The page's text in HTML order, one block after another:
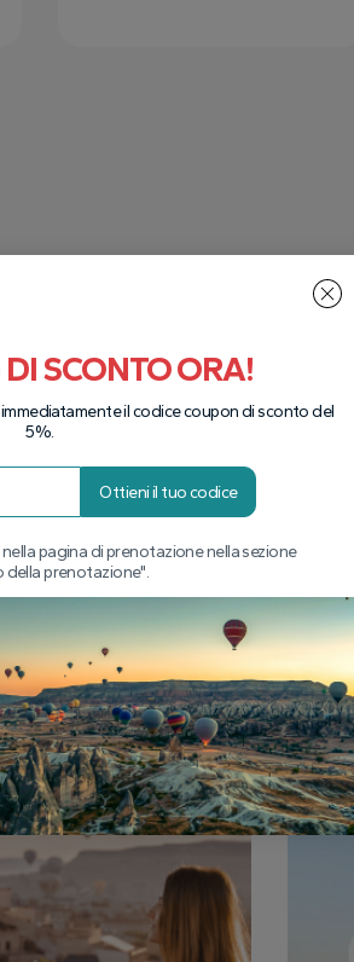
SCONTO ORA!
il codice coupon di sconto del
5%.
Ottieni il tuo codice
pagina di prenotazione nella sezione
della prenotazione".